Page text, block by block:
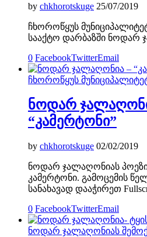
by chkhorotskuge 25/07/2019
ჩხოროწყუს
სააქტო დარბაზში ნოდარ
0 FacebookTwitterEmail
ჩხოროწყუს
ნოდარ
“კამერტონი”
by chkhorotskuge 02/02/2019
ნოდარ ჯალაღონიას
კამერტონი. გამოცემის
სანახავად დააჭირეთ
0 FacebookTwitterEmail
ნოდარ ჯალაღონიას